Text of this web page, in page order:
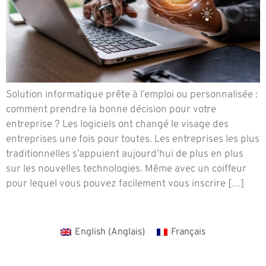
Solution informatique prête à l’emploi ou personnalisée :
comment prendre la bonne décision pour votre
entreprise ? Les logiciels ont changé le visage des
entreprises une fois pour toutes. Les entreprises les plus
traditionnelles s’appuient aujourd’hui de plus en plus
sur les nouvelles technologies. Même avec un coiffeur
pour lequel vous pouvez facilement vous inscrire […]
English (Anglais) Français